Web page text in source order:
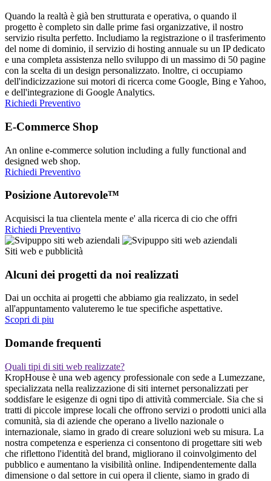
Quando la realtà è già ben strutturata e operativa, o quando il
progetto è completo sin dalle prime fasi organizzative, il nostro
servizio risulta perfetto. Includiamo la registrazione o il trasferimento
del nome di dominio, il servizio di hosting annuale su un IP dedicato
e una completa assistenza nello sviluppo di un massimo di 50 pagine
con la scelta di un design personalizzato. Inoltre, ci occupiamo
dell'indicizzazione sui motori di ricerca come Google, Bing e Yahoo,
e dell'integrazione di Google Analytics.
Richiedi Preventivo
E-Commerce Shop
An online e-commerce solution including a fully functional and
designed web shop.
Richiedi Preventivo
Posizione Autorevole™
Acquisisci la tua clientela mente e' alla ricerca di cio che offri
Richiedi Preventivo
Siti web e pubblicità
Alcuni dei progetti da noi realizzati
Dai un occhita ai progetti che abbiamo gia realizzato, in sedel
all'appuntamento valuteremo le tue specifiche aspettative.
Scopri di piu
Domande frequenti
Quali tipi di siti web realizzate?
KropHouse è una web agency professionale con sede a Lumezzane,
specializzata nella realizzazione di siti internet personalizzati per
soddisfare le esigenze di ogni tipo di attività commerciale. Sia che si
tratti di piccole imprese locali che offrono servizi o prodotti unici alla
comunità, sia di aziende che operano a livello nazionale o
internazionale, siamo in grado di creare soluzioni web su misura. La
nostra competenza e esperienza ci consentono di progettare siti web
che riflettono l'identità del brand, migliorano il coinvolgimento del
pubblico e aumentano la visibilità online. Indipendentemente dalla
dimensione o dal settore in cui opera il cliente, siamo in grado di